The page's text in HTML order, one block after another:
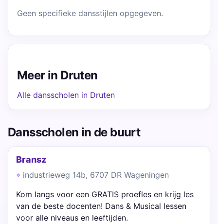
Geen specifieke dansstijlen opgegeven.
Meer in Druten
Alle dansscholen in Druten
Dansscholen in de buurt
Bransz
industrieweg 14b, 6707 DR Wageningen
Kom langs voor een GRATIS proefles en krijg les
van de beste docenten! Dans & Musical lessen
voor alle niveaus en leeftijden.